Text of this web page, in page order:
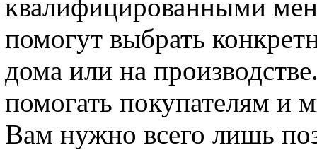
квалифицированными
помогут выбрать
дома или на
помогать покупателям и
Вам нужно всего лишь